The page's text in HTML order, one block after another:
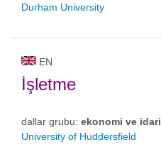
Durham University
EN
İşletme
dallar grubu: ekonomi ve idari
University of Huddersfield